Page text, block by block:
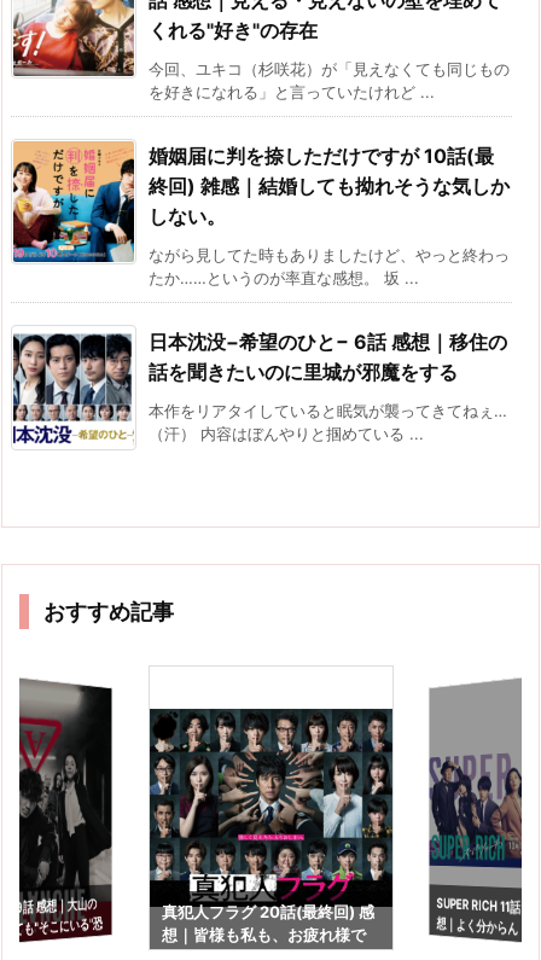
くれる"好き"の存在
今回、ユキコ（杉咲花）が「見えなくても同じもの
を好きになれる」と言っていたけれど ...
婚姻届に判を捺しただけですが 10話(最
終回) 雑感｜結婚しても拗れそうな気しか
しない。
ながら見してた時もありましたけど、やっと終わっ
たか……というのが率直な感想。 坂 ...
日本沈没−希望のひと− 6話 感想｜移住の
話を聞きたいのに里城が邪魔をする
本作をリアタイしていると眠気が襲ってきてねぇ…
（汗） 内容はぼんやりと掴めている ...
おすすめ記事
9話 感想｜大山の
ても"そこにいる"恐
真犯人フラグ 20話(最終回) 感
想｜皆様も私も、お疲れ様で
SUPER RICH 11話(
想｜よく分からんド
た…で終わる残念感